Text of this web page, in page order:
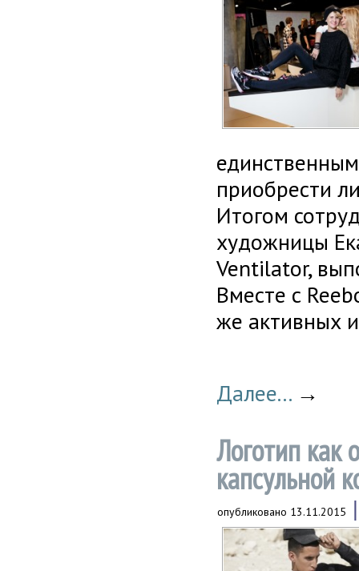
приобрести
Итогом
художницы
Ventilator,
Вместе с
же активных
Далее... →
Логотип как
капсульной
опубликовано 13.11.2015